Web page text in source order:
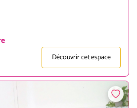
Découvrir cet espace